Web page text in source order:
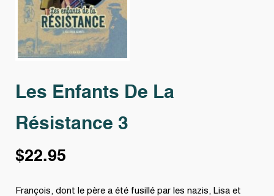
Les Enfants De La
Résistance 3
$22.95
François, dont le père a été fusillé par les nazis, Lisa et